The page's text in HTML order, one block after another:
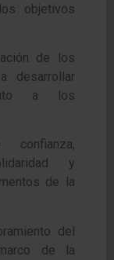
objetivos
de los
desarrollar
a los
y
de la
del
de la